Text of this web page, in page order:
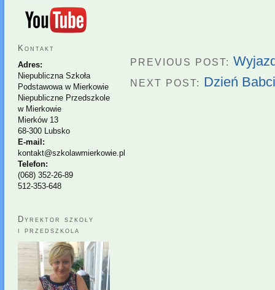
PREVIOUS POST:
NEXT POST: Dzień
Kontakt
Adres:
Niepubliczna Szkoła
Podstawowa w Mierkowie
Niepubliczne Przedszkole
w Mierkowie
Mierków 13
68-300 Lubsko
E-mail:
kontakt@szkolawmierkowie.pl
Telefon:
(068) 352-26-89
512-353-648
Dyrektor szkoły
i przedszkola